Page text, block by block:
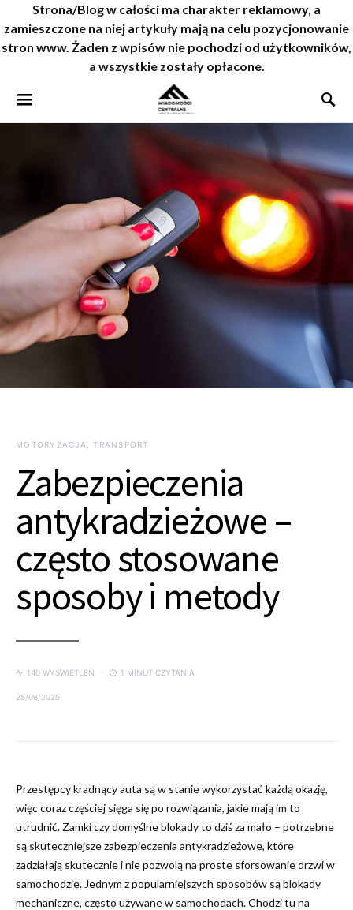
Strona/Blog w całości ma charakter reklamowy, a
zamieszczone na niej artykuły mają na celu pozycjonowanie
stron www. Żaden z wpisów nie pochodzi od użytkowników,
a wszystkie zostały opłacone.
MOTORYZACJA, TRANSPORT
Zabezpieczenia
antykradzieżowe –
często stosowane
sposoby i metody
140 WYŚWIETLEŃ 1 MINUT CZYTANIA
25/06/2025
Przestępcy kradnący auta są w stanie wykorzystać każdą okazję,
więc coraz częściej sięga się po rozwiązania, jakie mają im to
utrudnić. Zamki czy domyślne blokady to dziś za mało – potrzebne
są skuteczniejsze zabezpieczenia antykradzieżowe, które
zadziałają skutecznie i nie pozwolą na proste sforsowanie drzwi w
samochodzie. Jednym z popularniejszych sposobów są blokady
mechaniczne, często używane w samochodach. Chodzi tu na